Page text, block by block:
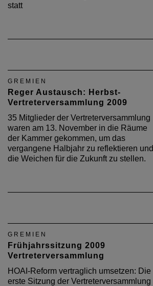
statt
GREMIEN
Reger Austausch: Herbst-
Vertreterversammlung 2009
35 Mitglieder der Vertreterversammlung
waren am 13. November in die Räume
der Kammer gekommen, um das
vergangene Halbjahr zu reflektieren und
die Weichen für die Zukunft zu stellen.
GREMIEN
Frühjahrssitzung 2009
Vertreterversammlung
HOAI-Reform vertraglich umsetzen: Die
erste Sitzung der Vertreterversammlung